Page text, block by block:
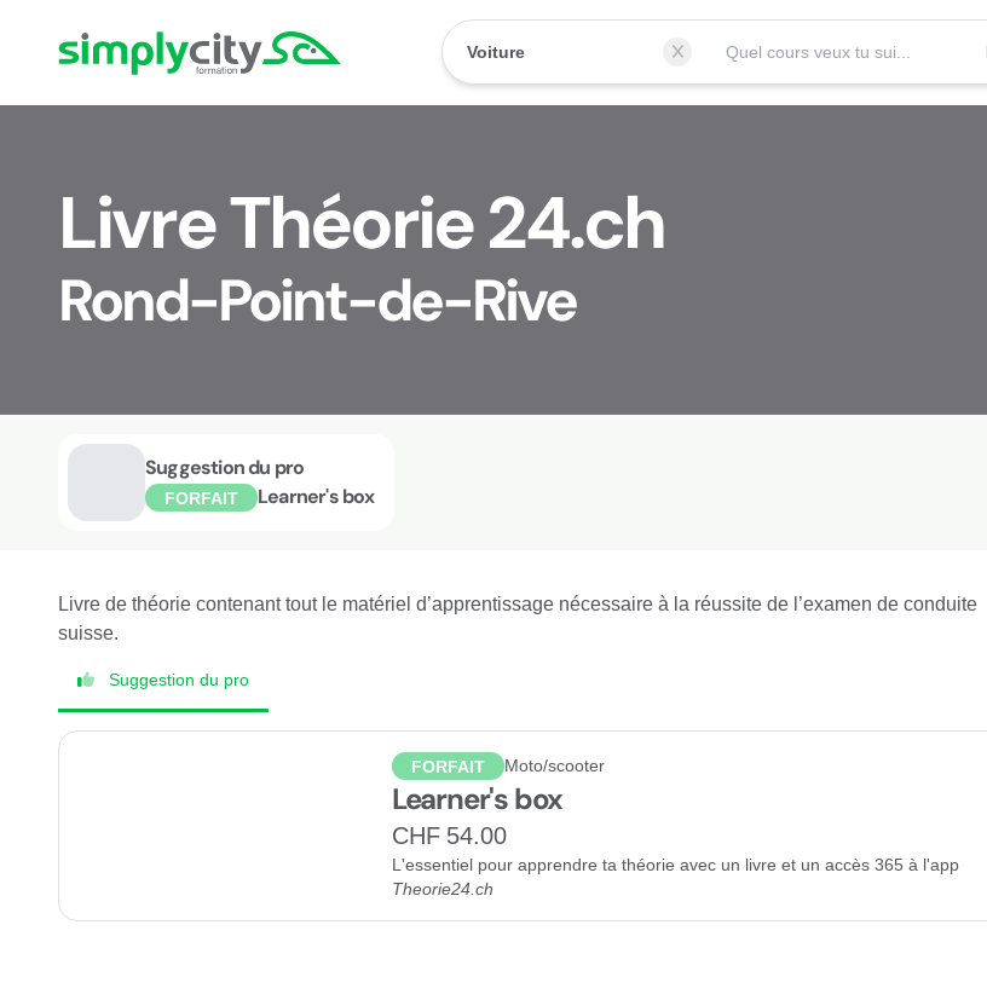
Simplycity Voiture Quel cours veux tu suivre?
Livre Théorie 24.ch
Rond-Point-de-Rive
Suggestion du pro
FORFAIT Learner's box
Livre de théorie contenant tout le matériel d’apprentissage nécessaire à la réussite de l’examen de conduite
suisse.
Suggestion du pro
FORFAIT Moto/scooter
Learner's box
CHF 54.00
L'essentiel pour apprendre ta théorie avec un livre et un accès 365 à l'app
Theorie24.ch